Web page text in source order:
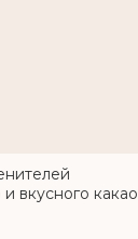
вкусного какао